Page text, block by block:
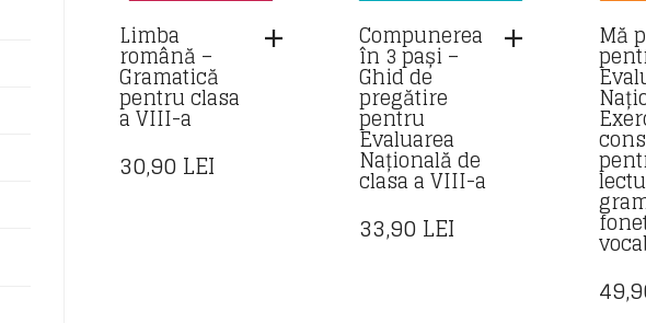
Limba
română –
Gramatică
pentru clasa
a VIII-a
30,90 LEI
Compunerea
în 3 pași –
Ghid de
pregătire
pentru
Evaluarea
Națională de
clasa a VIII-a
33,90 LEI
Mă